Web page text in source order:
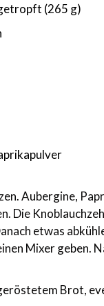
(265 g)
Aubergine,
Die
etwas
Mixer geben.
Brot,